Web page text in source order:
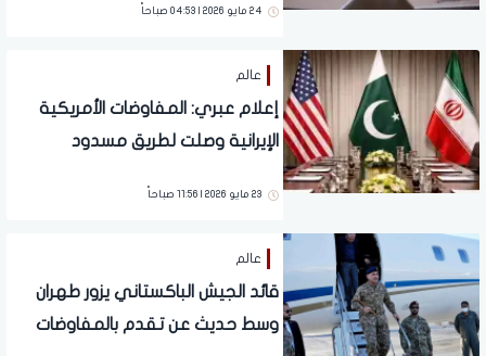
24 مايو 2026 | 04:53 صباحاً
عالم
إعلام عبري: المفاوضات الأمريكية
الإيرانية وصلت لطريق مسدود
23 مايو 2026 | 11:56 صباحاً
عالم
قائد الجيش الباكستاني يزور طهران
وسط حديث عن تقدم بالمفاوضات